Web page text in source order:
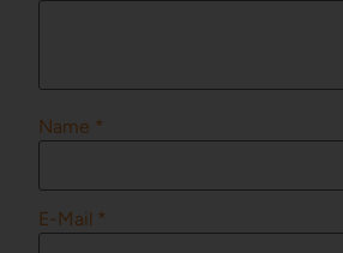
Name *
E-Mail *